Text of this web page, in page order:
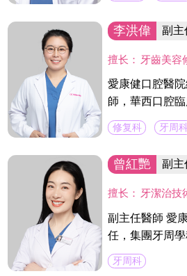
李洪偉
擅长： 牙齒美容修複，各類牙列缺損的固定及活動義齒的修複、鑄
愛康健口腔醫
師，華西口腔
修复科 牙周
曾紅艷
擅长： 牙潔治技術,各種牙周疾病的專業治
副主任醫師 愛
任，集團牙周
牙周科